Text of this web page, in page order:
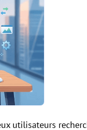
utilisateurs